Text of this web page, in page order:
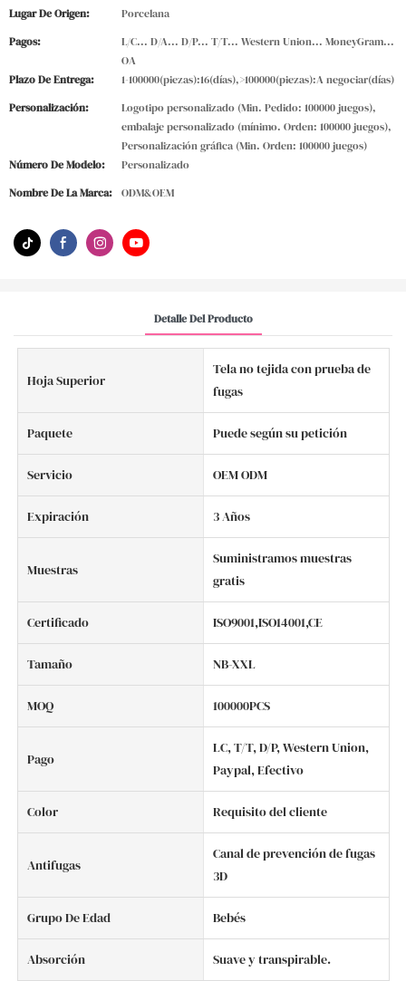
Lugar De Origen:
Porcelana
Pagos:
L/C... D/A... D/P... T/T... Western Union... MoneyGram...
OA
Plazo De Entrega:
1-100000(piezas):16(días),>100000(piezas):A negociar(días)
Personalización:
Logotipo personalizado (Min. Pedido: 100000 juegos),
embalaje personalizado (mínimo. Orden: 100000 juegos),
Personalización gráfica (Min. Orden: 100000 juegos)
Número De Modelo:
Personalizado
Nombre De La Marca:
ODM&OEM
Detalle Del Producto
Hoja Superior
Tela no tejida con prueba de
fugas
Paquete Puede según su petición
Servicio OEM ODM
Expiración 3 Años
Muestras
Suministramos muestras
gratis
Certificado ISO9001,ISO14001,CE
Tamaño NB-XXL
MOQ 100000PCS
Pago
LC, T/T, D/P, Western Union,
Paypal, Efectivo
Color Requisito del cliente
Antifugas
Canal de prevención de fugas
3D
Grupo De Edad Bebés
Absorción Suave y transpirable.